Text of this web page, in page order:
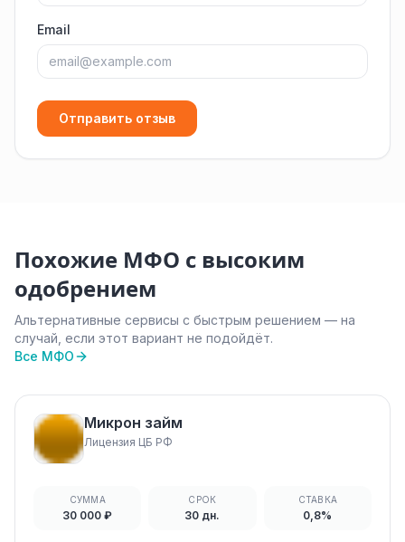
Email
Отправить отзыв
Похожие МФО с высоким
одобрением
Альтернативные сервисы с быстрым решением — на
случай, если этот вариант не подойдёт.
Все МФО
Микрон займ
Лицензия ЦБ РФ
СУММА
30 000 ₽
СРОК
30 дн.
СТАВКА
0,8%